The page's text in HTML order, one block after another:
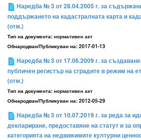
Наредба № 3 от 28.04.2005 г. за
поддържането на кадастралната карта и
(отм.)
Тип на документа: нормативен акт
Обнародван/Публикуван на: 2017-01-13
Наредба № 3 от 17.06.2009 г. за
публичен регистър на сградите в режим на
(отм.)
Тип на документа: нормативен акт
Обнародван/Публикуван на: 2012-05-29
Наредба № 3 от 10.07.2019 г. за реда за
деклариране, предоставяне на статут и за
категорията на недвижимите културни